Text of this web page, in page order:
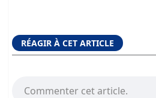
RÉAGIR À CET ARTICLE
Commenter cet article.